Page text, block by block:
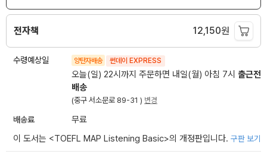
전자책 12,150원
수령예상일 양탄자배송 썬데이 EXPRESS
오늘(일) 22시까지 주문하면 내일(월) 아침 7시 출근전
배송
(중구 서소문로 89-31 ) 변경
배송료
무료
이 도서는 <TOEFL MAP Listening Basic>의 개정판입니다. 구판 보기